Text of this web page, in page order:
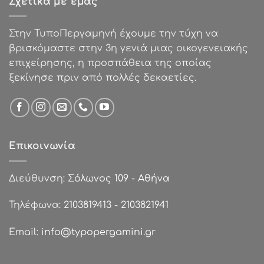
Στην ΤυποΠεργαμηνή έχουμε την τύχη να
βρισκόμαστε στην 3η γενιά μιας οικογενειακής
επιχείρησης, η προσπάθεια της οποίας
ξεκίνησε πριν από πολλές δεκαετίες.
Επικοινωνία
Διεύθυνση: Σόλωνος 109 - Αθήνα
Τηλέφωνα: 2103819413 - 2103821941
Email: info@typopergamini.gr